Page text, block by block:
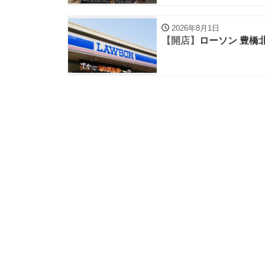
2026年8月1日
【開店】 ローソン 豊橋